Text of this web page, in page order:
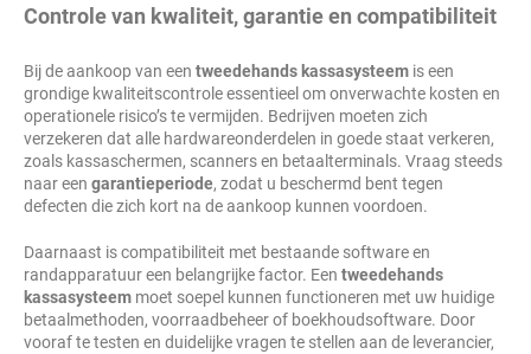
Controle van kwaliteit, garantie en compatibiliteit
Bij de aankoop van een tweedehands kassasysteem is een
grondige kwaliteitscontrole essentieel om onverwachte kosten en
operationele risico’s te vermijden. Bedrijven moeten zich
verzekeren dat alle hardwareonderdelen in goede staat verkeren,
zoals kassaschermen, scanners en betaalterminals. Vraag steeds
naar een garantieperiode, zodat u beschermd bent tegen
defecten die zich kort na de aankoop kunnen voordoen.
Daarnaast is compatibiliteit met bestaande software en
randapparatuur een belangrijke factor. Een tweedehands
kassasysteem moet soepel kunnen functioneren met uw huidige
betaalmethoden, voorraadbeheer of boekhoudsoftware. Door
vooraf te testen en duidelijke vragen te stellen aan de leverancier,